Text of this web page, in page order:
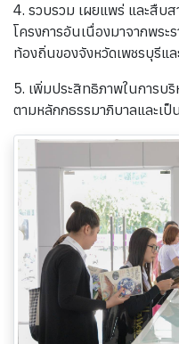
4. รวบรวม เผยแพร่ และสืบ
โครงการอันเนื่องมาจากพร
ท้องถิ่นของจังหวัดเพชรบุรีแ
5. เพิ่มประสิทธิภาพในการบ
ตามหลักกธรรมาภิบาลและเ